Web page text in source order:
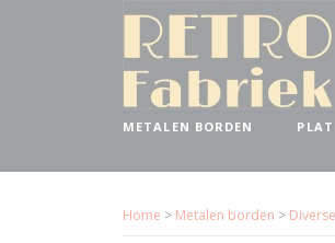
METALEN BORDEN
Home > Metalen borden >